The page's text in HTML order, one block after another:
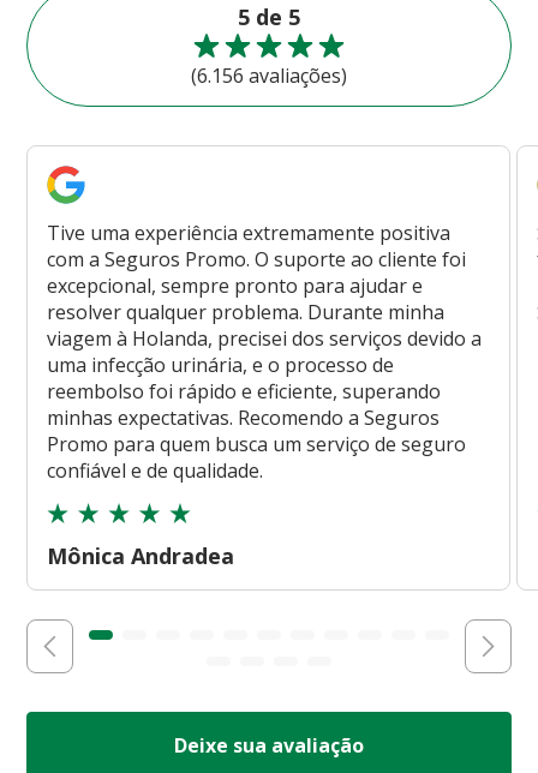
5 de 5
(6.156 avaliações)
Tive uma experiência extremamente positiva
com a Seguros Promo. O suporte ao cliente foi
excepcional, sempre pronto para ajudar e
resolver qualquer problema. Durante minha
viagem à Holanda, precisei dos serviços devido a
uma infecção urinária, e o processo de
reembolso foi rápido e eficiente, superando
minhas expectativas. Recomendo a Seguros
Promo para quem busca um serviço de seguro
confiável e de qualidade.
Mônica Andradea
Deixe sua avaliação